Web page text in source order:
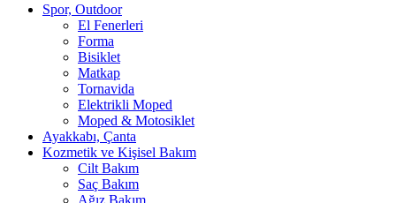
Spor, Outdoor
El Fenerleri
Forma
Bisiklet
Matkap
Tornavida
Elektrikli Moped
Moped & Motosiklet
Ayakkabı, Çanta
Kozmetik ve Kişisel Bakım
Cilt Bakım
Saç Bakım
Ağız Bakım